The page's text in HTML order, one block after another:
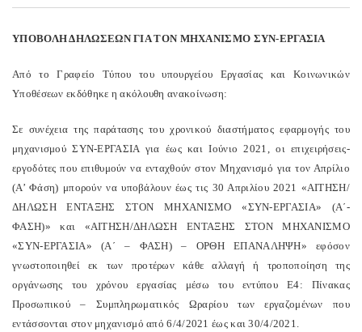
ΥΠΟΒΟΛΗ ΔΗΛΩΣΕΩΝ ΓΙΑ ΤΟΝ ΜΗΧΑΝΙΣΜΟ ΣΥΝ-ΕΡΓΑΣΙΑ
Από το Γραφείο Τύπου του υπουργείου Εργασίας και Κοινωνικών
Υποθέσεων εκδόθηκε η ακόλουθη ανακοίνωση:
Σε συνέχεια της παράτασης του χρονικού διαστήματος εφαρμογής του
μηχανισμού ΣΥΝ-ΕΡΓΑΣΙΑ για έως και Ιούνιο 2021, οι επιχειρήσεις-
εργοδότες που επιθυμούν να ενταχθούν στον Μηχανισμό για τον Απρίλιο
(Α’ Φάση) μπορούν να υποβάλουν έως τις 30 Απριλίου 2021 «ΑΙΤΗΣΗ/
ΔΗΛΩΣΗ ΕΝΤΑΞΗΣ ΣΤΟΝ ΜΗΧΑΝΙΣΜΟ «ΣΥΝ-ΕΡΓΑΣΙΑ» (Α΄-
ΦΑΣΗ)» και «ΑΙΤΗΣΗ/ΔΗΛΩΣΗ ΕΝΤΑΞΗΣ ΣΤΟΝ ΜΗΧΑΝΙΣΜΟ
«ΣΥΝ-ΕΡΓΑΣΙΑ» (Α΄ – ΦΑΣΗ) – ΟΡΘΗ ΕΠΑΝΑΛΗΨΗ» εφόσον
γνωστοποιηθεί εκ των προτέρων κάθε αλλαγή ή τροποποίηση της
οργάνωσης του χρόνου εργασίας μέσω του εντύπου Ε4: Πίνακας
Προσωπικού – Συμπληρωματικός Ωραρίου των εργαζομένων που
εντάσσονται στον μηχανισμό από 6/4/2021 έως και 30/4/2021.